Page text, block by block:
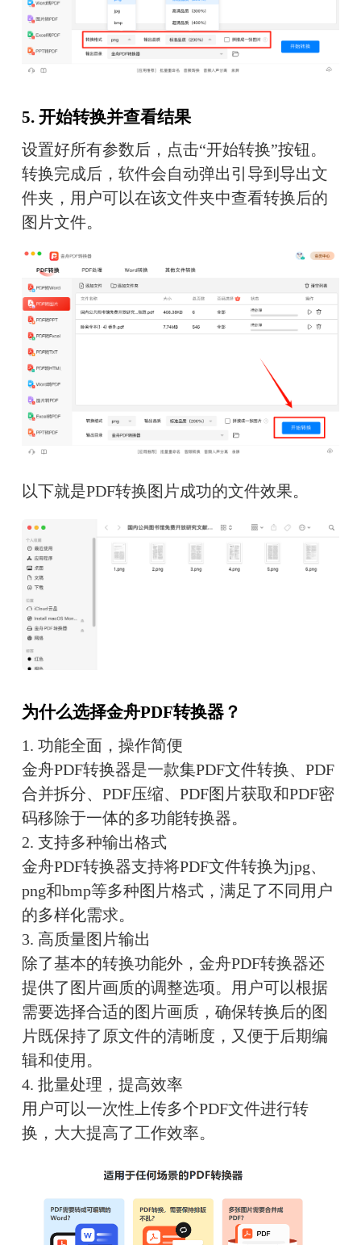
5. 开始转换并查看结果
设置好所有参数后，点击“开始转换”按钮。
转换完成后，软件会自动弹出引导到导出文
件夹，用户可以在该文件夹中查看转换后的
图片文件。
以下就是PDF转换图片成功的文件效果。
为什么选择金舟PDF转换器？
1. 功能全面，操作简便
金舟PDF转换器是一款集PDF文件转换、PDF
合并拆分、PDF压缩、PDF图片获取和PDF密
码移除于一体的多功能转换器。
2. 支持多种输出格式
金舟PDF转换器支持将PDF文件转换为jpg、
png和bmp等多种图片格式，满足了不同用户
的多样化需求。
3. 高质量图片输出
除了基本的转换功能外，金舟PDF转换器还
提供了图片画质的调整选项。用户可以根据
需要选择合适的图片画质，确保转换后的图
片既保持了原文件的清晰度，又便于后期编
辑和使用。
4. 批量处理，提高效率
用户可以一次性上传多个PDF文件进行转
换，大大提高了工作效率。